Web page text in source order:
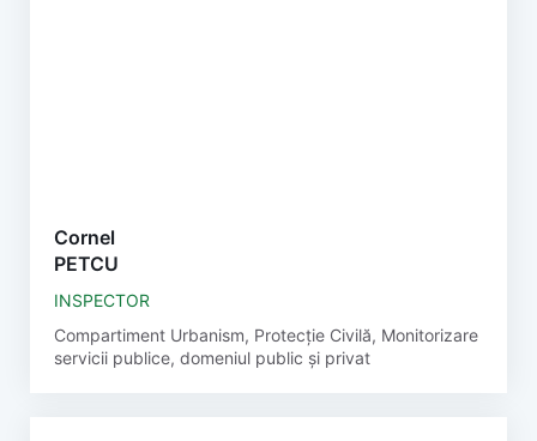
Cornel
PETCU
INSPECTOR
Compartiment Urbanism, Protecție Civilă, Monitorizare
servicii publice, domeniul public și privat